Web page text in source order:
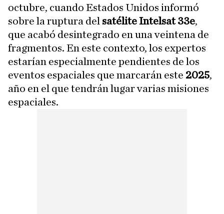
octubre, cuando Estados Unidos informó
sobre la ruptura del satélite Intelsat 33e,
que acabó desintegrado en una veintena de
fragmentos. En este contexto, los expertos
estarían especialmente pendientes de los
eventos espaciales que marcarán este 2025,
año en el que tendrán lugar varias misiones
espaciales.